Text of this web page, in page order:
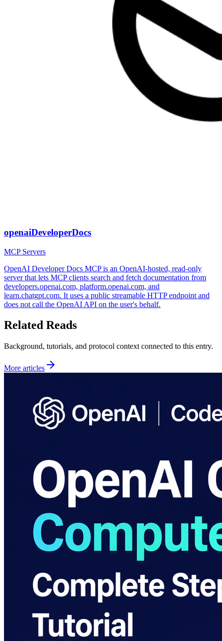
openaiDeveloperDocs
MCP Servers
OpenAI Developer Docs MCP is an OpenAI-hosted, read-only
server that lets MCP clients search and fetch documentation from
developers.openai.com, platform.openai.com, and
learn.chatgpt.com. It uses a public streamable HTTP endpoint and
does not call the OpenAI API on the user's behalf.
Related Reads
Background, tutorials, and protocol context connected to this entry.
More articles